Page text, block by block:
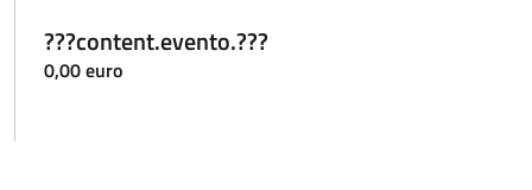
???content.evento.???
0,00 euro